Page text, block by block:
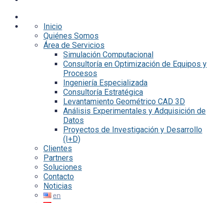
Inicio
Quiénes Somos
Área de Servicios
Simulación Computacional
Consultoría en Optimización de Equipos y
Procesos
Ingeniería Especializada
Consultoría Estratégica
Levantamiento Geométrico CAD 3D
Análisis Experimentales y Adquisición de
Datos
Proyectos de Investigación y Desarrollo
(I+D)
Clientes
Partners
Soluciones
Contacto
Noticias